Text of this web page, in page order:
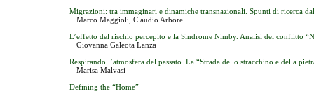
Migrazioni: tra immaginari e dinamiche transnazionali. Spunti di ricerca
Marco Maggioli, Claudio Arbore
L’effetto del rischio percepito e la Sindrome Nimby. Analisi del conflitto
Giovanna Galeota Lanza
Respirando l’atmosfera del passato. La “Strada dello stracchino e della
Marisa Malvasi
Defining the “Home”